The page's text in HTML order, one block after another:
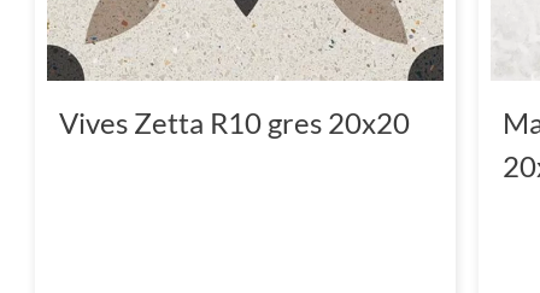
Vives Zetta R10 gres 20x20